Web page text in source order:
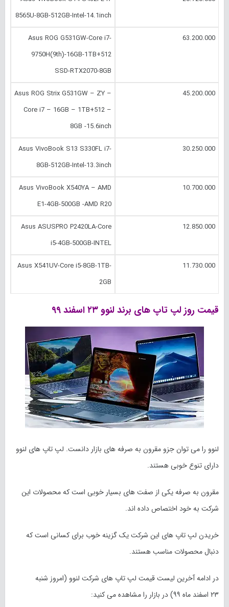
8565U-8GB-512GB-Intel-14.1inch
63.200.000
Asus ROG G531GW-Core i7-
9750H(9th)-16GB-1TB+512
SSD-RTX2070-8GB
45.200.000
Asus ROG Strix G531GW – ZY –
Core i7 – 16GB – 1TB+512 –
8GB -15.6inch
30.250.000
Asus VivoBook S13 S330FL i7-
8GB-512GB-Intel-13.3inch
10.700.000
Asus VivoBook X540YA – AMD
E1-4GB-500GB -AMD R20
12.850.000
Asus ASUSPRO P2420LA-Core
i5-4GB-500GB-INTEL
11.730.000
Asus X541UV-Core i5-8GB-1TB-
2GB
قیمت روز لپ تاپ های برند لنوو ۲۳ اسفند ۹۹
لنوو را می توان جزو مقرون به صرفه های بازار دانست. لپ تاپ های لنوو
دارای تنوع خوبی هستند.
مقرون به صرفه یکی از صفت های بسیار خوبی است که محصولات این
شرکت به خود اختصاص داده اند.
خریدن لپ تاپ های این شرکت یک گزینه خوب برای کسانی است که
دنبال محصولات مناسب هستند.
در ادامه آخرین لیست قیمت لپ تاپ های شرکت لنوو (امروز شنبه
۲۳ اسفند
ماه ۹۹) در بازار را مشاهده می کنید: